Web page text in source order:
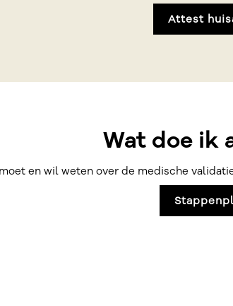
Attest
Wat doe ik
en wil weten over de medische